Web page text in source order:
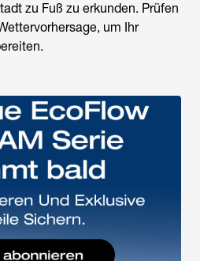
zu Fuß zu erkunden. Prüfen
um Ihr